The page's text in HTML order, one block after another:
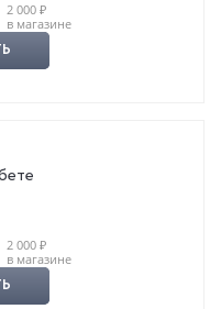
2 000 ₽
в магазине
2 000 ₽
в магазине